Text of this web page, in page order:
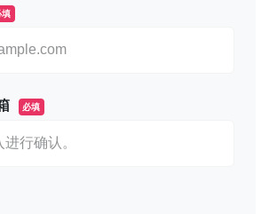
填
必填